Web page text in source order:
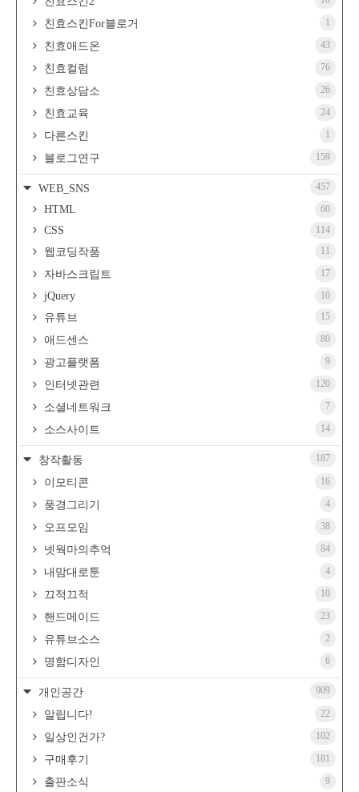
친효스킨For블로거 1
친효애드온 43
친효컬럼 76
친효상담소 26
친효교육 24
다른스킨 1
블로그연구 159
WEB_SNS 457
HTML 60
CSS 114
웹코딩작품 11
자바스크립트 17
jQuery 10
유튜브 15
애드센스 80
광고플랫폼 9
인터넷관련 120
소셜네트워크 7
소스사이트 14
창작활동 187
이모티콘 16
풍경그리기 4
오프모임 38
넷웍마의추억 84
내맘대로툰 4
끄적끄적 10
핸드메이드 23
유튜브소스 2
명함디자인 6
개인공간 909
알립니다! 22
일상인건가? 102
구매후기 181
출판소식 9